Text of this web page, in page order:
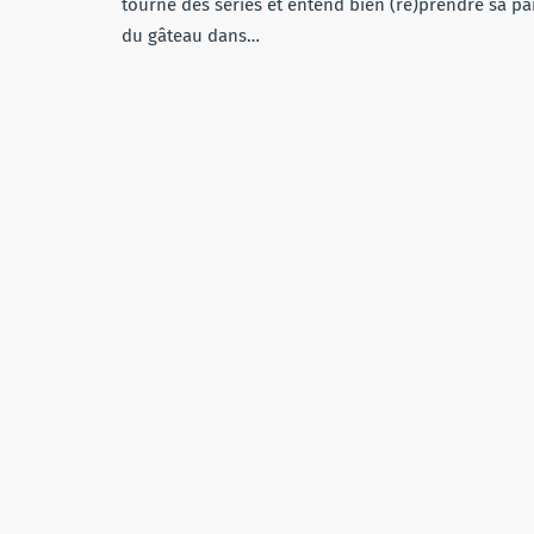
tourne des séries et entend bien (re)prendre sa
du gâteau dans…